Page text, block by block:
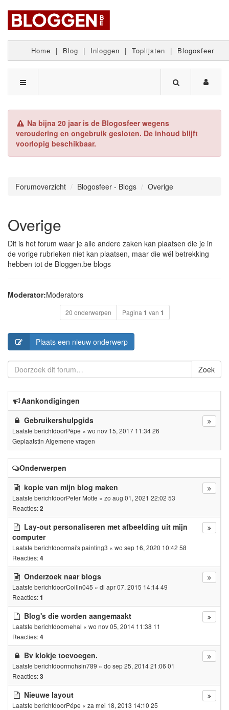
Home | Blog | Inloggen | Toplijsten | Blogosfeer
Na bijna 20 jaar is de Blogosfeer wegens
veroudering en ongebruik gesloten. De inhoud blijft
voorlopig beschikbaar.
Forumoverzicht Blogosfeer - Blogs Overige
Overige
Dit is het forum waar je alle andere zaken kan plaatsen die je in
de vorige rubrieken niet kan plaatsen, maar die wél betrekking
hebben tot de Bloggen.be blogs
Moderator:Moderators
20 onderwerpen Pagina 1 van 1
Plaats een nieuw onderwerp
Zoek
Aankondigingen
Gebruikershulpgids
Laatste berichtdoorPépe « wo nov 15, 2017 11:34 26
Geplaatstin Algemene vragen
Onderwerpen
kopie van mijn blog maken
Laatste berichtdoorPeter Motte « zo aug 01, 2021 22:02 53
Reacties:2
Lay-out personaliseren met afbeelding uit mijn
computer
Laatste berichtdoormai's painting3 « wo sep 16, 2020 10:42 58
Reacties:4
Onderzoek naar blogs
Laatste berichtdoorCollin045 « di apr 07, 2015 14:14 49
Reacties:1
Blog's die worden aangemaakt
Laatste berichtdoornehal « wo nov 05, 2014 11:38 11
Reacties:4
Bv klokje toevoegen.
Laatste berichtdoormohsin789 « do sep 25, 2014 21:06 01
Reacties:3
Nieuwe layout
Laatste berichtdoorPépe « za mei 18, 2013 14:10 25